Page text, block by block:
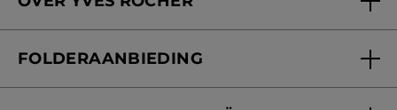
Verzorging in onze Schoonheidsinstituten
Onze beloften
FOLDERAANBIEDING